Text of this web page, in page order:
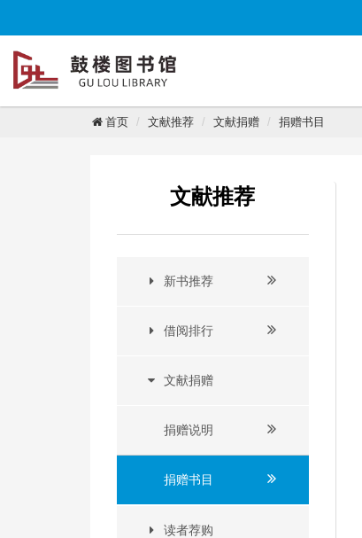
首页 文献推荐 文献捐赠 捐赠书目
文献推荐
新书推荐
借阅排行
文献捐赠
捐赠说明
捐赠书目
读者荐购